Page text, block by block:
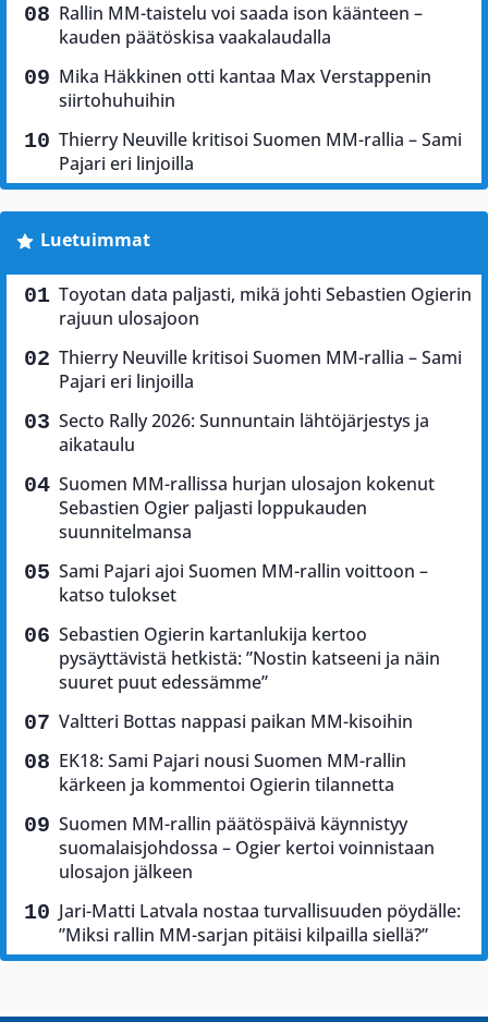
Rallin MM-taistelu voi saada ison käänteen –
kauden päätöskisa vaakalaudalla
Mika Häkkinen otti kantaa Max Verstappenin
siirtohuhuihin
Thierry Neuville kritisoi Suomen MM-rallia – Sami
Pajari eri linjoilla
Luetuimmat
Toyotan data paljasti, mikä johti Sebastien Ogierin
rajuun ulosajoon
Thierry Neuville kritisoi Suomen MM-rallia – Sami
Pajari eri linjoilla
Secto Rally 2026: Sunnuntain lähtöjärjestys ja
aikataulu
Suomen MM-rallissa hurjan ulosajon kokenut
Sebastien Ogier paljasti loppukauden
suunnitelmansa
Sami Pajari ajoi Suomen MM-rallin voittoon –
katso tulokset
Sebastien Ogierin kartanlukija kertoo
pysäyttävistä hetkistä: ”Nostin katseeni ja näin
suuret puut edessämme”
Valtteri Bottas nappasi paikan MM-kisoihin
EK18: Sami Pajari nousi Suomen MM-rallin
kärkeen ja kommentoi Ogierin tilannetta
Suomen MM-rallin päätöspäivä käynnistyy
suomalaisjohdossa – Ogier kertoi voinnistaan
ulosajon jälkeen
Jari-Matti Latvala nostaa turvallisuuden pöydälle:
”Miksi rallin MM-sarjan pitäisi kilpailla siellä?”